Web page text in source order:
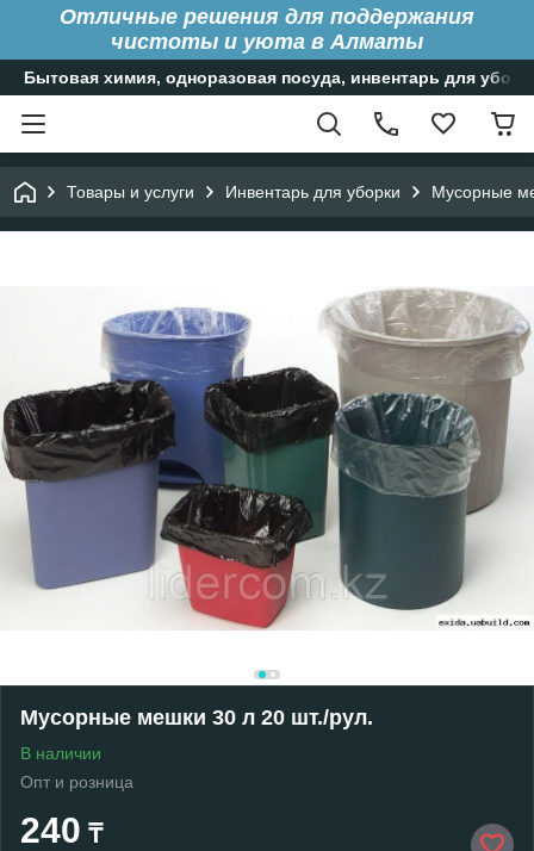
Отличные решения для поддержания
чистоты и уюта в Алматы
Бытовая химия, одноразовая посуда, инвентарь для
Товары и услуги Инвентарь для уборки Мусорные
Мусорные мешки 30 л 20 шт./рул.
В наличии
Опт и розница
240 ₸